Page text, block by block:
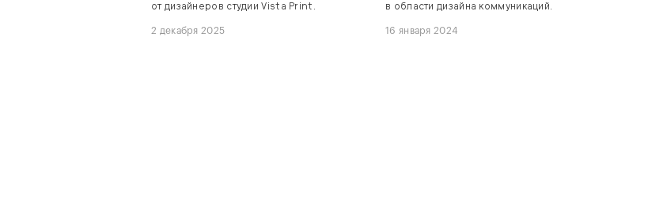
от дизайнеров студии Vista Print.
2 декабря 2025
в области дизайна коммуникаций.
16 января 2024